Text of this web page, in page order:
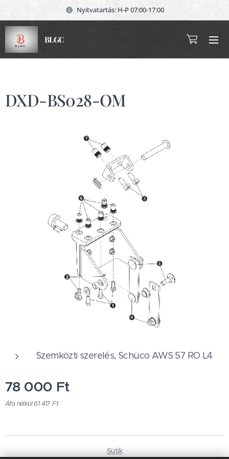
Nyitvatartás: H-P 07:00-17:00
BLGC
DXD-BS028-OM
Szemközti szerelés, Schüco AWS 57 RO L4
78 000 Ft
Áfa nélkül 61 417 Ft
Sütik